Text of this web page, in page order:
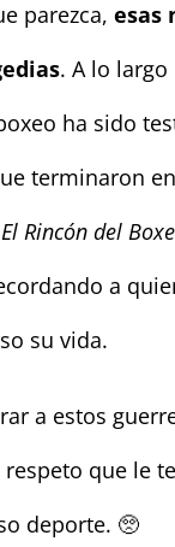
parezca, esas
. A lo largo
ha sido
terminaron
El Rincón del
a
su vida.
a estos
que le
deporte. 🥺